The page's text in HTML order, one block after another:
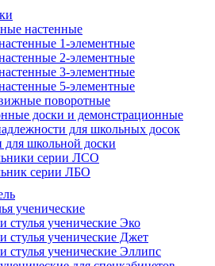
настенные
1-элементные
2-элементные
3-элементные
5-элементные
поворотные
доски и демонстрационные
для школьных досок
для школьной доски
серии ЛСО
серии ЛБО
ученические
стулья ученические Эко
стулья ученические Джет
стулья ученические Эллипс